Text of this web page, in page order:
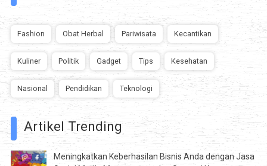
Fashion Obat Herbal Pariwisata Kecantikan
Kuliner Politik Gadget Tips Kesehatan
Nasional Pendidikan Teknologi
Artikel Trending
Meningkatkan Keberhasilan Bisnis Anda dengan Jasa